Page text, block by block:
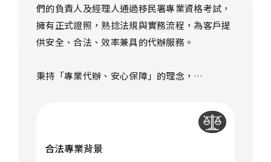
們的負責人及經理人通過移民署專業資格考試，
擁有正式證照，熟捻法規與實務流程，為客戶提
供安全、合法、效率兼具的代辦服務。
秉持「專業代辦、安心保障」的理念，
來台人士的首選夥伴，讓每一次辦證都更簡單、
合法專業背景